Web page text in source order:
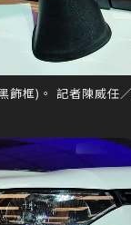
飾框)。 記者陳威任